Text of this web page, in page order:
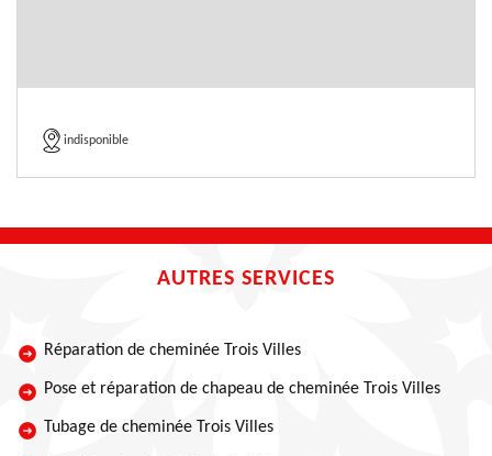
indisponible
AUTRES SERVICES
Réparation de cheminée Trois Villes
Pose et réparation de chapeau de cheminée Trois Villes
Tubage de cheminée Trois Villes